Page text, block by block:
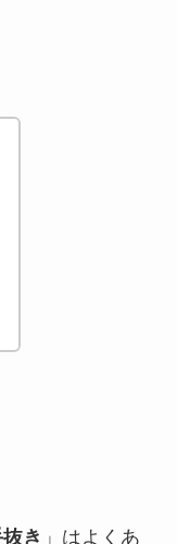
き 」はよくあ